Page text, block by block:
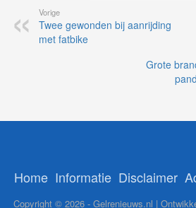
Vorige
Twee gewonden bij aanrijding
met fatbike
Grote
Home Informatie Disclaimer
Copyright © 2026 - Gelrenieuws.nl |